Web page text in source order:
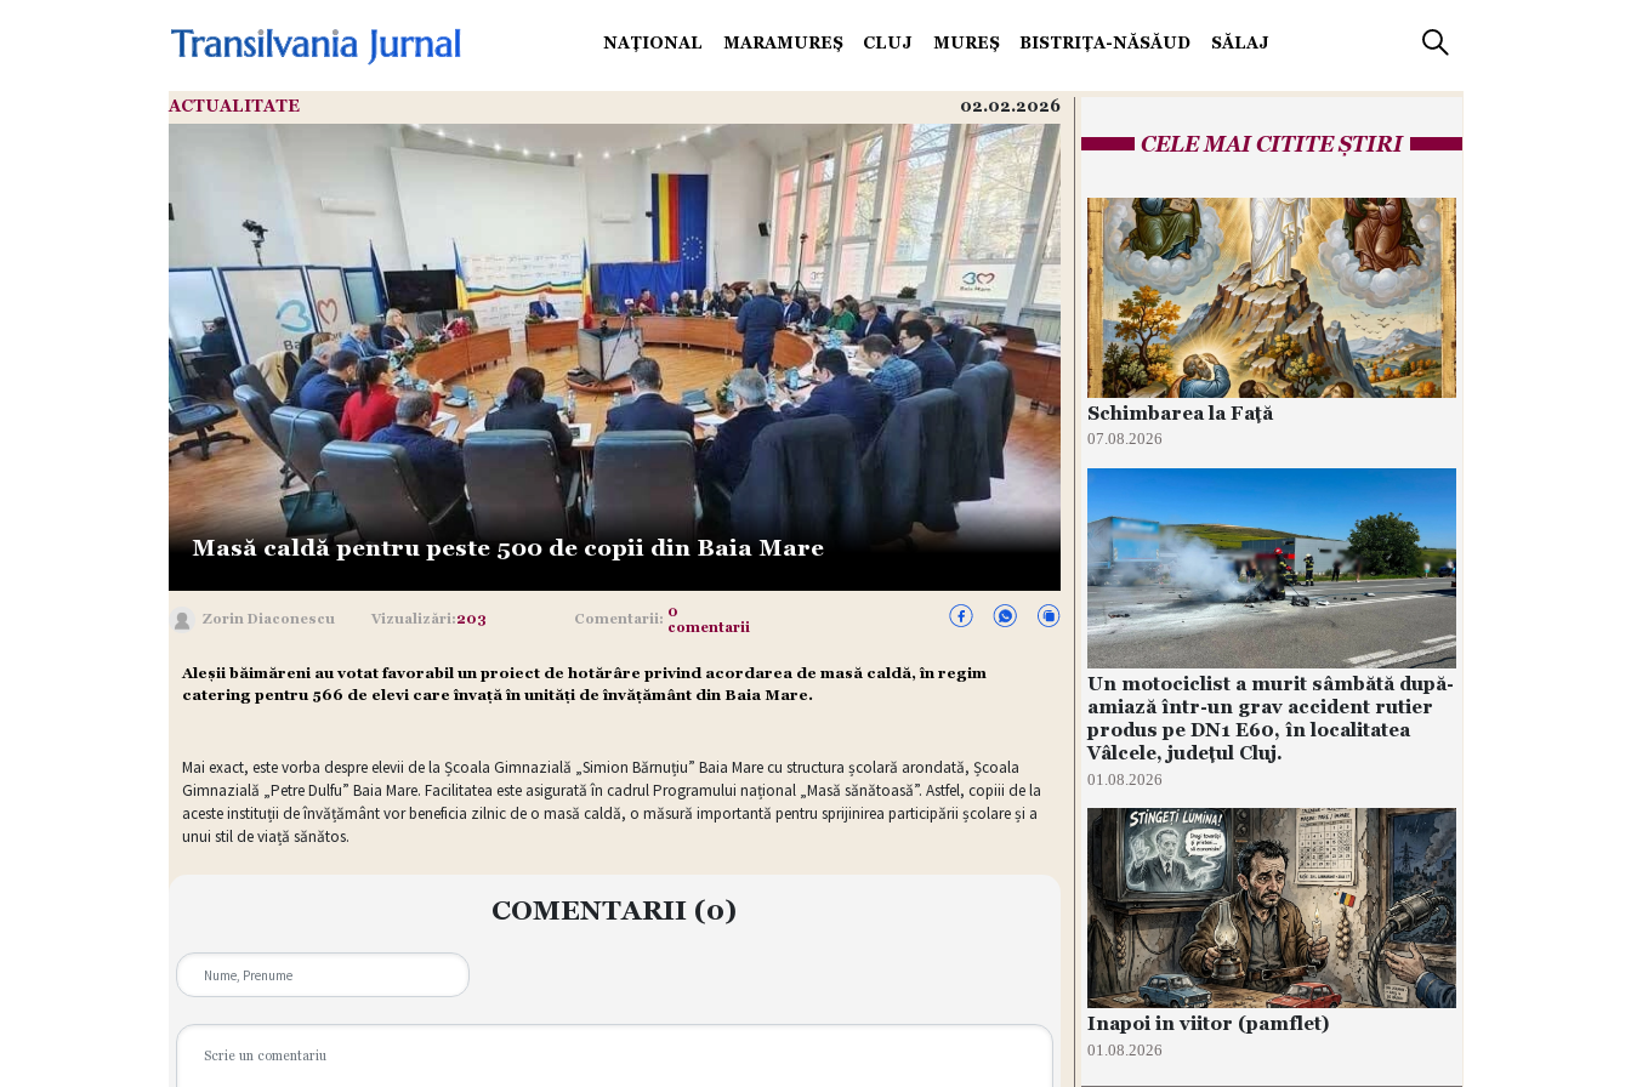
NAŢIONAL MARAMUREŞ CLUJ MUREŞ BISTRIŢA-NĂSĂUD SĂLAJ
ACTUALITATE 02.02.2026
Masă caldă pentru peste 500 de copii din Baia Mare
Zorin Diaconescu Vizualizări:203 Comentarii:
0
comentarii
Aleșii băimăreni au votat favorabil un proiect de hotărâre privind acordarea de masă caldă, în regim
catering pentru 566 de elevi care învață în unități de învățământ din Baia Mare.
Mai exact, este vorba despre elevii de la Școala Gimnazială „Simion Bărnuțiu” Baia Mare cu structura școlară arondată, Școala
Gimnazială „Petre Dulfu” Baia Mare. Facilitatea este asigurată în cadrul Programului național „Masă sănătoasă”. Astfel, copiii de la
aceste instituții de învățământ vor beneficia zilnic de o masă caldă, o măsură importantă pentru sprijinirea participării școlare și a
unui stil de viață sănătos.
COMENTARII (0)
CELE MAI CITITE ȘTIRI
Schimbarea la Față
07.08.2026
Un motociclist a murit sâmbătă după-
amiază într-un grav accident rutier
produs pe DN1 E60, în localitatea
Vâlcele, județul Cluj.
01.08.2026
Inapoi in viitor (pamflet)
01.08.2026